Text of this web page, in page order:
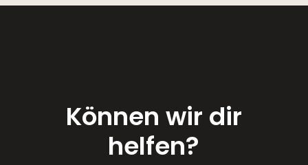
Können wir dir
helfen?